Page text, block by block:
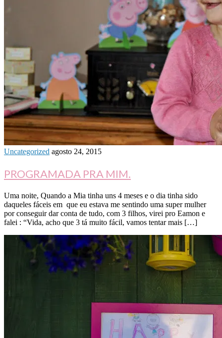
Uncategorized agosto 24, 2015
PROGRAMADA PRA MIM.
Uma noite, Quando a Mia tinha uns 4 meses e o dia tinha sido
daqueles fáceis em que eu estava me sentindo uma super mulher
por conseguir dar conta de tudo, com 3 filhos, virei pro Eamon e
falei : “Vida, acho que 3 tá muito fácil, vamos tentar mais […]